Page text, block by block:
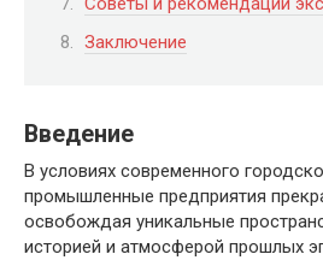
Заключение
Введение
В условиях современного
промышленные предприятия
освобождая уникальные
историей и атмосферой прошлых